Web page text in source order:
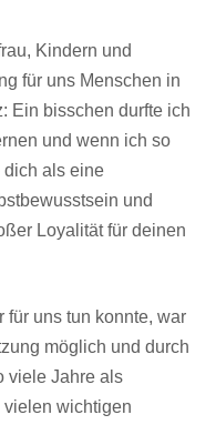
Kindern und
für uns Menschen in
Ein bisschen durfte ich
und wenn ich so
dich als eine
und
Loyalität für deinen
uns tun konnte, war
möglich und durch
viele Jahre als
vielen wichtigen